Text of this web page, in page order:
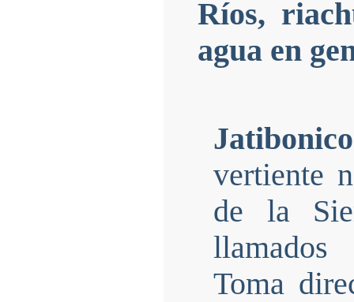
Ríos,
agua en
vertiente
de la
llamados
Toma